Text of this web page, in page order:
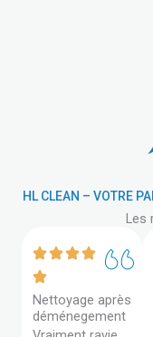
HL CLEAN – VOTRE
Les
Nettoyage après
déménegement